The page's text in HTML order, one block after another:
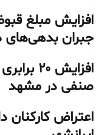
افزایش مبلغ
جبران بدهی‌های
افزایش
صنفی در مشهد
اعتراض کارکنان